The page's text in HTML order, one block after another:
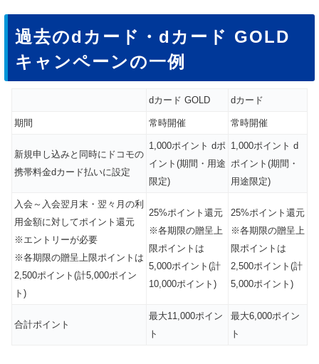
過去のdカード・dカード GOLD
キャンペーンの一例
dカード GOLD dカード
期間 常時開催 常時開催
新規申し込みと同時にドコモの
携帯料金dカード払いに設定
1,000ポイント dポ
イント(期間・用途
限定)
1,000ポイント d
ポイント(期間・
用途限定)
入会～入会翌月末・翌々月の利
用金額に対してポイント還元
※エントリーが必要
※各期限の贈呈上限ポイントは
2,500ポイント(計5,000ポイン
ト)
25%ポイント還元
※各期限の贈呈上
限ポイントは
5,000ポイント(計
10,000ポイント)
25%ポイント還元
※各期限の贈呈上
限ポイントは
2,500ポイント(計
5,000ポイント)
合計ポイント
最大11,000ポイン
ト
最大6,000ポイン
ト